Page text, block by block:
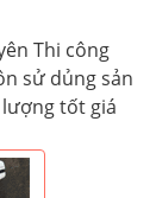
Thi công
sử dủng sản
tốt giá